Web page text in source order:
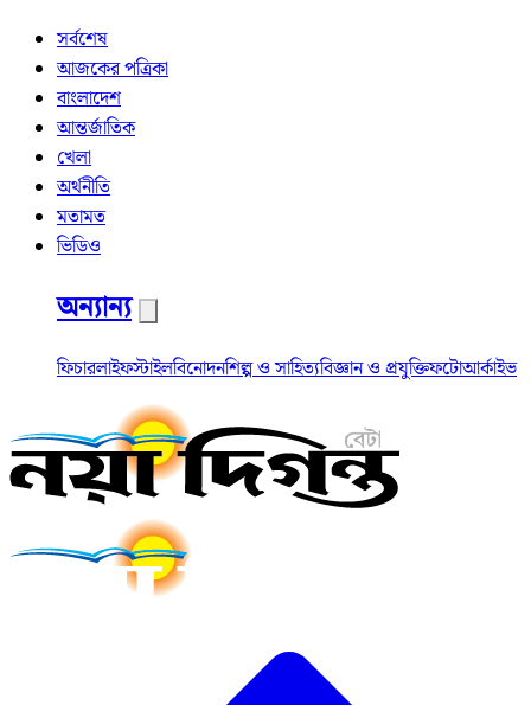
সর্বশেষ
আজকের পত্রিকা
বাংলাদেশ
আন্তর্জাতিক
খেলা
অর্থনীতি
মতামত
ভিডিও
অন্যান্য
ফিচারলাইফস্টাইলবিনোদনশিল্প ও সাহিত্যবিজ্ঞান ও প্রযুক্তিফটোআর্কাইভ